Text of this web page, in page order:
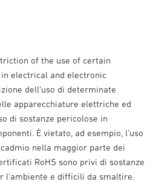
of the use of certain
electrical and electronic
dell'uso di determinate
apparecchiature elettriche ed
di sostanze pericolose in
È vietato, ad esempio, l'uso
nella maggior parte dei
RoHS sono privi di sostanze
l'ambiente e difficili da smaltire.